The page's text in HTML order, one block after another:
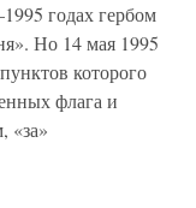
годах гербом
Но 14 мая 1995
которого
флага и
«за»